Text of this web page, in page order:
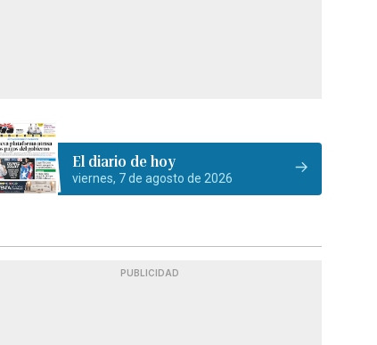
El diario de hoy
viernes, 7 de agosto de 2026
PUBLICIDAD